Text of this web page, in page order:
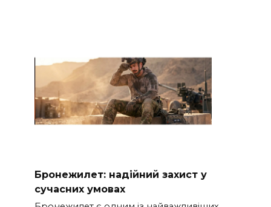
Бронежилет: надійний захист у
сучасних умовах